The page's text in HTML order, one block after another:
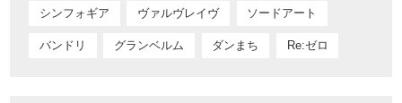
シンフォギア ヴァルヴレイヴ ソードアート
バンドリ グランベルム ダンまち Re:ゼロ